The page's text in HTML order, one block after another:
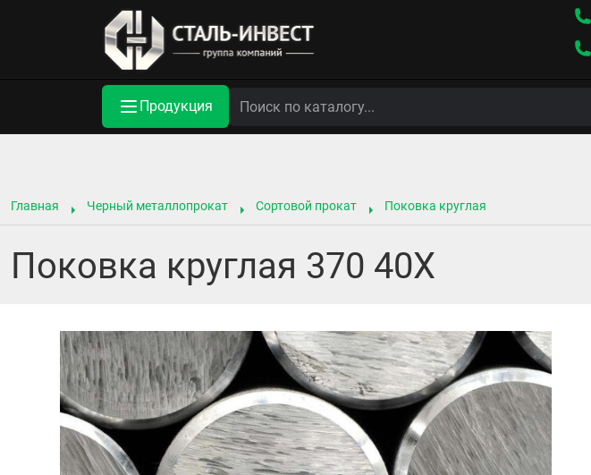
Продукция
Главная Черный металлопрокат Сортовой прокат Поковка круглая
Поковка круглая 370 40Х